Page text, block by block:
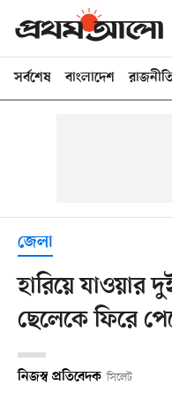
সর্বশেষ বাংলাদেশ
জেলা
হারিয়ে যাওয়ার
ছেলেকে ফিরে
নিজস্ব প্রতিবেদক সিলেট